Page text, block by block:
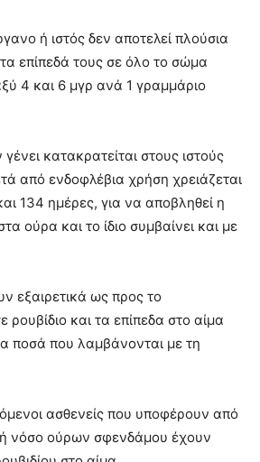
ή ιστός δεν αποτελεί πλούσια
επίπεδά τους σε όλο το σώμα
4 και 6 μγρ ανά 1 γραμμάριο
κατακρατείται στους ιστούς
από ενδοφλέβια χρήση χρειάζεται
134 ημέρες, για να αποβληθεί η
ούρα και το ίδιο συμβαίνει και με
εξαιρετικά ως προς το
ρουβίδιο και τα επίπεδα στο αίμα
ποσά που λαμβάνονται με τη
ασθενείς που υποφέρουν από
νόσο ούρων σφενδάμου έχουν